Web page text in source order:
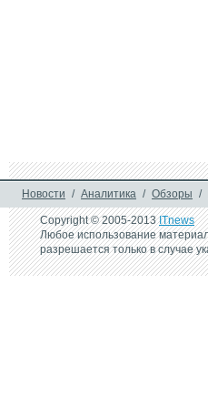
Новости / Аналитика / Обзоры /
Copyright © 2005-2013ITnews
Любое использование
разрешается только в случае